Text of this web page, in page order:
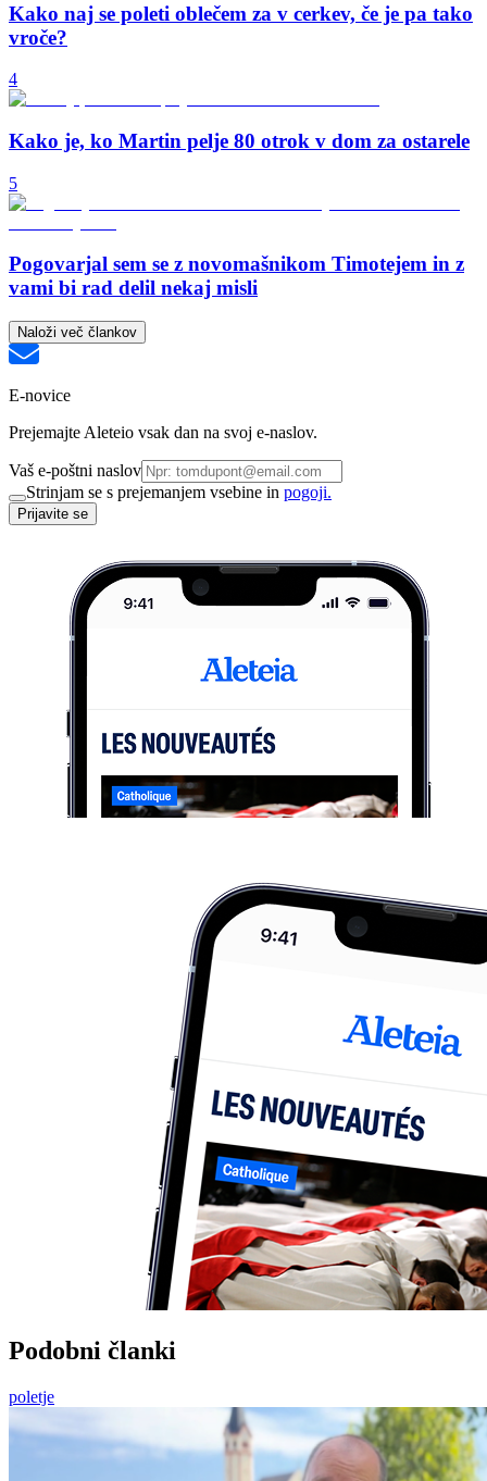
Kako naj se poleti oblečem za v cerkev, če je pa tako
vroče?
4
Kako je, ko Martin pelje 80 otrok v dom za ostarele
5
Pogovarjal sem se z novomašnikom Timotejem in z
vami bi rad delil nekaj misli
Naloži več člankov
E-novice
Prejemajte Aleteio vsak dan na svoj e-naslov.
Vaš e-poštni naslov
Strinjam se s prejemanjem vsebine in pogoji.
Prijavite se
Podobni članki
poletje